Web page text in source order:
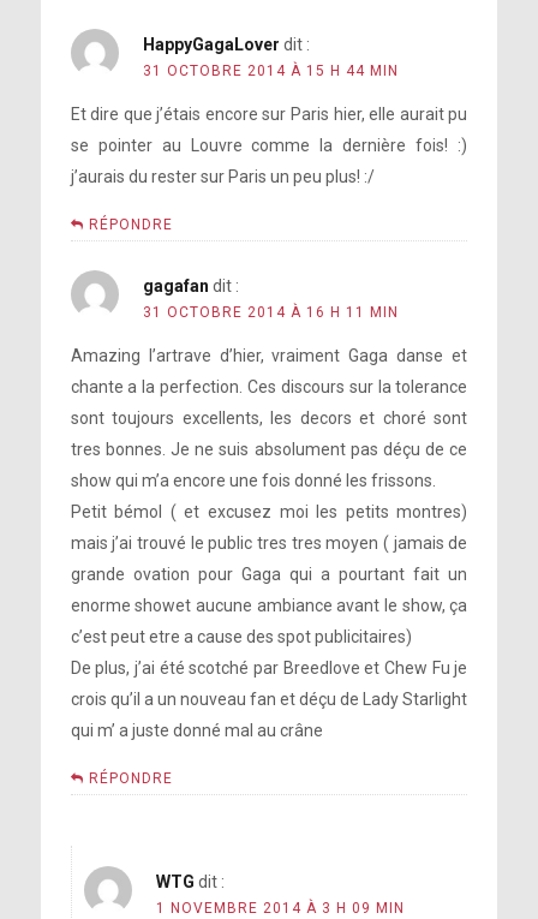
HappyGagaLover dit :
31 OCTOBRE 2014 À 15 H 44 MIN
Et dire que j’étais encore sur Paris hier, elle aurait pu
se pointer au Louvre comme la dernière fois! :)
j’aurais du rester sur Paris un peu plus! :/
RÉPONDRE
gagafan dit :
31 OCTOBRE 2014 À 16 H 11 MIN
Amazing l’artrave d’hier, vraiment Gaga danse et
chante a la perfection. Ces discours sur la tolerance
sont toujours excellents, les decors et choré sont
tres bonnes. Je ne suis absolument pas déçu de ce
show qui m’a encore une fois donné les frissons.
Petit bémol ( et excusez moi les petits montres)
mais j’ai trouvé le public tres tres moyen ( jamais de
grande ovation pour Gaga qui a pourtant fait un
enorme showet aucune ambiance avant le show, ça
c’est peut etre a cause des spot publicitaires)
De plus, j’ai été scotché par Breedlove et Chew Fu je
crois qu’il a un nouveau fan et déçu de Lady Starlight
qui m’ a juste donné mal au crâne
RÉPONDRE
WTG dit :
1 NOVEMBRE 2014 À 3 H 09 MIN